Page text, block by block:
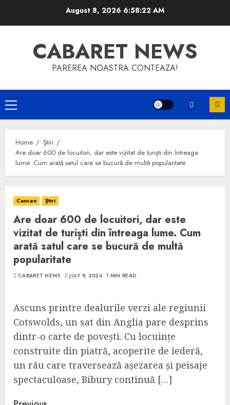
August 8, 2026 6:58:23 AM
CABARET NEWS
PAREREA NOASTRA CONTEAZA!
Primary
Menu
Home
Știri
Are doar 600 de locuitori, dar este vizitat de turiști din întreaga
lume. Cum arată satul care se bucură de multă popularitate
Cancan Știri
Are doar 600 de locuitori, dar este
vizitat de turiști din întreaga lume. Cum
arată satul care se bucură de multă
popularitate
CABARET NEWS JULY 9, 2026 1 MIN READ
Ascuns printre dealurile verzi ale regiunii
Cotswolds, un sat din Anglia pare desprins
dintr-o carte de povești. Cu locuințe
construite din piatră, acoperite de iederă,
un râu care traversează așezarea și peisaje
spectaculoase, Bibury continuă […]